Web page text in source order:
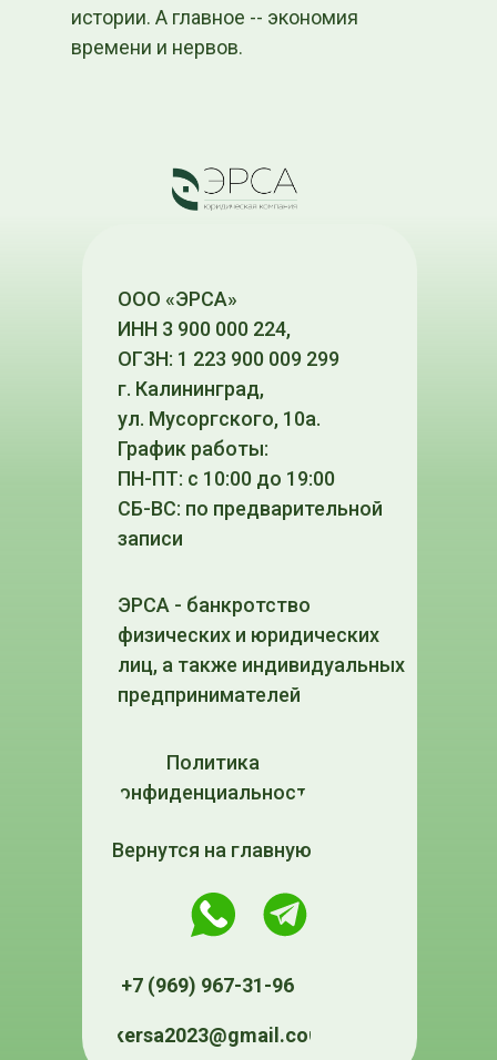
истории. А главное -- экономия
времени и нервов.
ООО «ЭРСА»
ИНН 3 900 000 224,
ОГЗН: 1 223 900 009 299
г. Калининград,
ул. Мусоргского, 10а.
График работы:
ПН-ПТ: с 10:00 до 19:00
СБ-ВС: по предварительной
записи
ЭРСА - банкротство
физических и юридических
лиц, а также индивидуальных
предпринимателей
+7 (969) 967-31-96
ukersa2023@gmail.com
Политика
конфиденциальности
Вернутся на главную